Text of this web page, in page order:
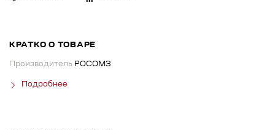
КРАТКО О ТОВАРЕ
Производитель РОСОМЗ
Подробнее